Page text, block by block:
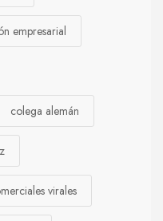
empresarial
colega alemán
virales